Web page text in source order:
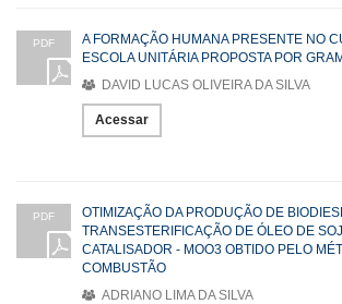
PDF
A FORMAÇÃO HUMANA PRESENTE NO
ESCOLA UNITÁRIA PROPOSTA POR
DAVID LUCAS OLIVEIRA DA SILVA
Acessar
PDF
OTIMIZAÇÃO DA PRODUÇÃO DE
TRANSESTERIFICAÇÃO DE ÓLEO DE
CATALISADOR - MOO3 OBTIDO PELO
COMBUSTÃO
ADRIANO LIMA DA SILVA